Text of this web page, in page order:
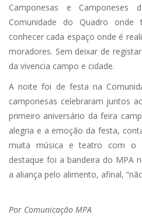
Camponesas e Camponeses
Comunidade do Quadro onde
conhecer cada espaço onde é
moradores. Sem deixar de
da vivencia campo e cidade.
A noite foi de festa na
camponesas celebraram juntos
primeiro aniversário da feira
alegria e a emoção da festa,
muita música e teatro com o
destaque foi a bandeira do MPA
a aliança pelo alimento, afinal,
Por Comunicação MPA